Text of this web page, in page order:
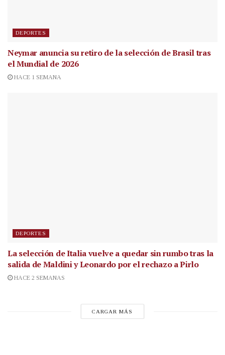
DEPORTES
Neymar anuncia su retiro de la selección de Brasil tras
el Mundial de 2026
HACE 1 SEMANA
DEPORTES
La selección de Italia vuelve a quedar sin rumbo tras la
salida de Maldini y Leonardo por el rechazo a Pirlo
HACE 2 SEMANAS
CARGAR MÁS